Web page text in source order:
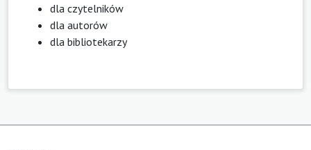
dla czytelników
dla autorów
dla bibliotekarzy